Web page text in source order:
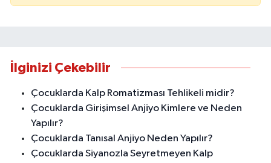
İlginizi Çekebilir
Çocuklarda Kalp Romatizması Tehlikeli midir?
Çocuklarda Girişimsel Anjiyo Kimlere ve Neden
Yapılır?
Çocuklarda Tanısal Anjiyo Neden Yapılır?
Çocuklarda Siyanozla Seyretmeyen Kalp